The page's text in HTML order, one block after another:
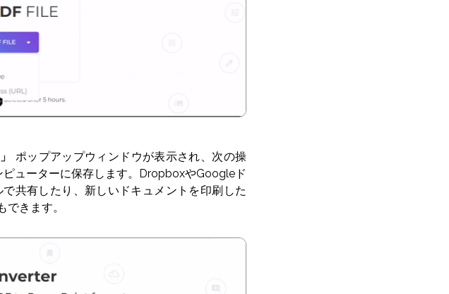
ポップアップウィンドウが表示され、次の操
ピューターに保存します。DropboxやGoogleド
共有したり、新しいドキュメントを印刷した
きます。